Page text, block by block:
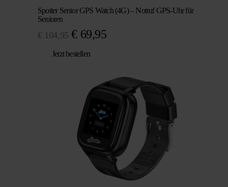
Spotter Senior GPS Watch (4G) – Notruf GPS-Uhr für
Senioren
€ 104,95 Ursprünglicher
war:
€ 69,95Aktueller
€ 69,95.
Jetzt bestellen